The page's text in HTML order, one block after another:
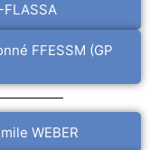
FFESSM (GP
WEBER